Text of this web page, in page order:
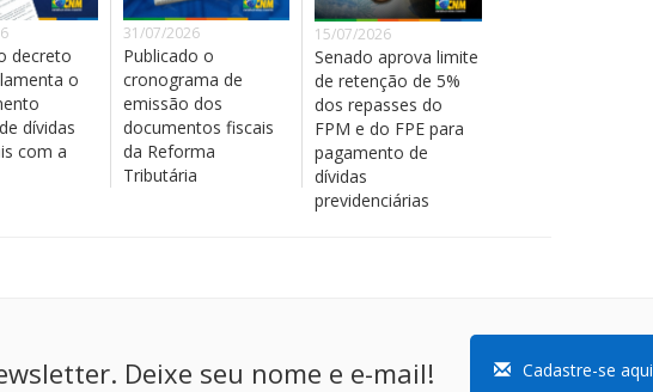
decreto
o
dívidas
com a
31/07/2026
Publicado o
cronograma de
emissão dos
documentos fiscais
da Reforma
Tributária
15/07/2026
Senado aprova limite
de retenção de 5%
dos repasses do
FPM e do FPE para
pagamento de
dívidas
previdenciárias
Deixe seu nome e e-mail! Cadastre-se aqui